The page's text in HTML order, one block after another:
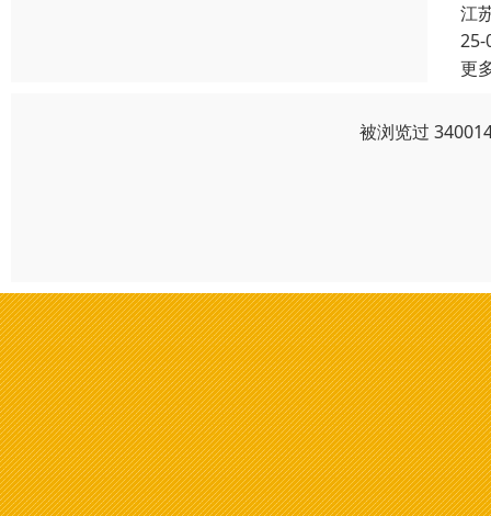
江
25-
更
被浏览过